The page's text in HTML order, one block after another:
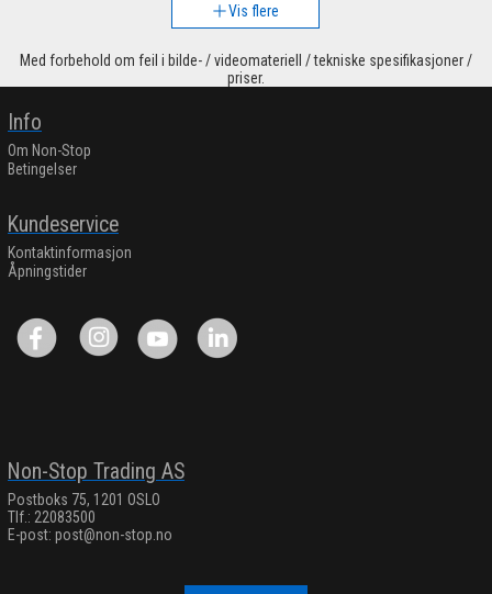
Vis flere
Med forbehold om feil i bilde- / videomateriell / tekniske spesifikasjoner /
priser.
Info
Om Non-Stop
Betingelser
Kundeservice
Kontaktinformasjon
Åpningstider
Non-Stop Trading AS
Postboks 75, 1201 OSLO
Tlf.: 22083500
E-post: post@non-stop.no